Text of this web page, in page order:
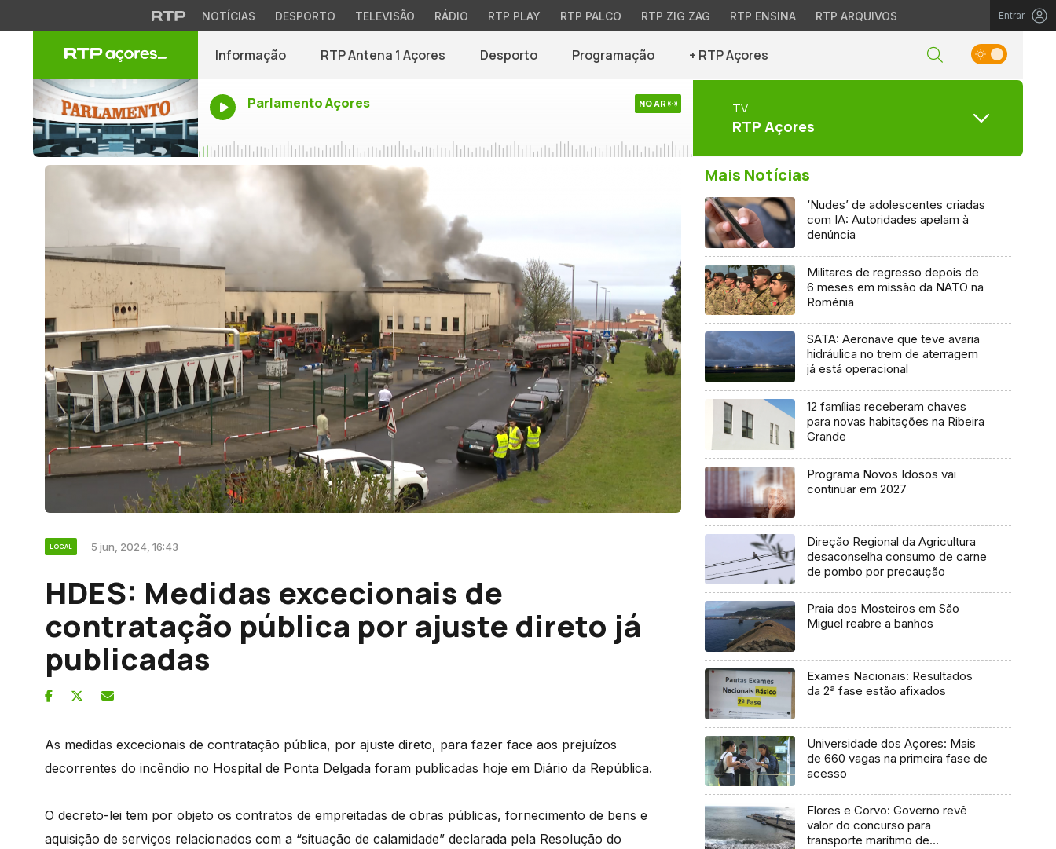
NOTÍCIAS DESPORTO TELEVISÃO RÁDIO RTP PLAY RTP PALCO RTP ZIG ZAG RTP ENSINA RTP ARQUIVOS Entrar
Informação RTP Antena 1 Açores Desporto Programação + RTP Açores
Parlamento Açores NO AR TV
RTP Açores
LOCAL 5 jun, 2024, 16:43
HDES: Medidas excecionais de
contratação pública por ajuste direto já
publicadas
As medidas excecionais de contratação pública, por ajuste direto, para fazer face aos prejuízos
decorrentes do incêndio no Hospital de Ponta Delgada foram publicadas hoje em Diário da República.
O decreto-lei tem por objeto os contratos de empreitadas de obras públicas, fornecimento de bens e
aquisição de serviços relacionados com a “situação de calamidade” declarada pela Resolução do
Mais Notícias
‘Nudes’ de adolescentes criadas
com IA: Autoridades apelam à
denúncia
Militares de regresso depois de
6 meses em missão da NATO na
Roménia
SATA: Aeronave que teve avaria
hidráulica no trem de aterragem
já está operacional
12 famílias receberam chaves
para novas habitações na Ribeira
Grande
Programa Novos Idosos vai
continuar em 2027
Direção Regional da Agricultura
desaconselha consumo de carne
de pombo por precaução
Praia dos Mosteiros em São
Miguel reabre a banhos
Exames Nacionais: Resultados
da 2ª fase estão afixados
Universidade dos Açores: Mais
de 660 vagas na primeira fase de
acesso
Flores e Corvo: Governo revê
valor do concurso para
transporte marítimo de